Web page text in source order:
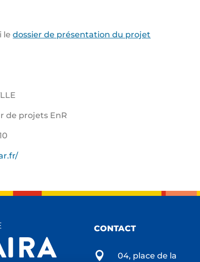
ledossier de présentation du projet
de projets EnR
CONTACT

04, place de la